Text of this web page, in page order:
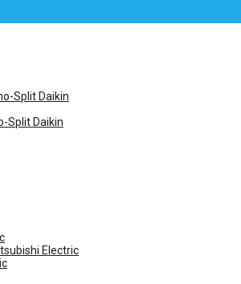
Split Daikin
Split Daikin
Electric